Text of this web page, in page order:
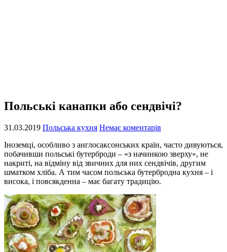
Польські канапки або сендвічі?
31.03.2019 Польська кухня Немає коментарів
Іноземці, особливо з англосаксонських країн, часто дивуються,
побачивши польські бутерброди – «з начинкою зверху», не
накриті, на відміну від звичних для них сендвічів, другим
шматком хліба. А тим часом польська бутербродна кухня – і
висока, і повсякденна – має багату традицію.